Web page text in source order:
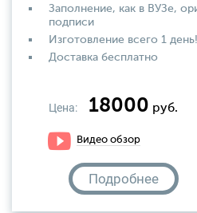
Заполнение, как в ВУЗе,
подписи
Изготовление всего 1 день!
Доставка бесплатно
Цена: 18000 руб.
Видео обзор
Подробнее